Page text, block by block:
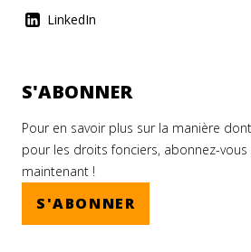
LinkedIn
S'ABONNER
Pour en savoir plus sur la manière
pour les droits fonciers, abonnez-
maintenant !
S'ABONNER